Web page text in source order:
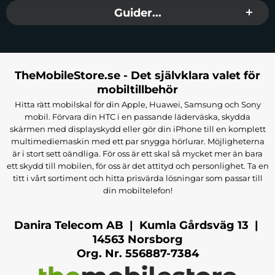
Guider...
TheMobileStore.se - Det självklara valet för
mobiltillbehör
Hitta rätt mobilskal för din Apple, Huawei, Samsung och Sony
mobil. Förvara din HTC i en passande läderväska, skydda
skärmen med displayskydd eller gör din iPhone till en komplett
multimediemaskin med ett par snygga hörlurar. Möjligheterna
är i stort sett oändliga. För oss är ett skal så mycket mer än bara
ett skydd till mobilen, för oss är det attityd och personlighet. Ta en
titt i vårt sortiment och hitta prisvärda lösningar som passar till
din mobiltelefon!
Danira Telecom AB | Kumla Gårdsväg 13 |
14563 Norsborg
Org. Nr. 556887-7384